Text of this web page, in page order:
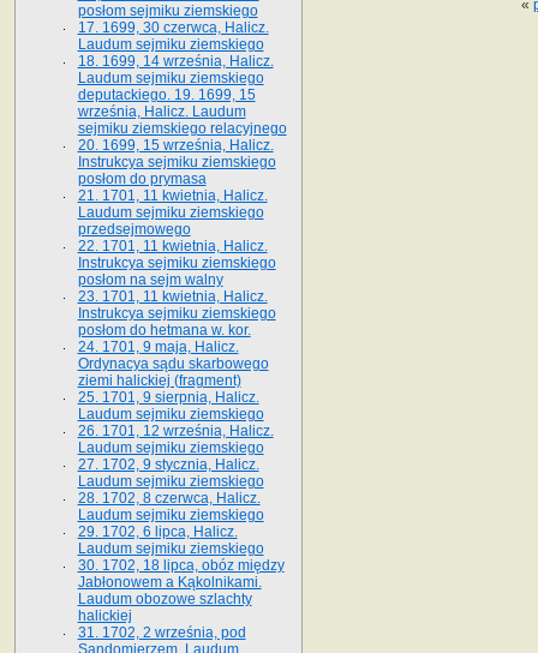
«
posłom sejmiku ziemskiego
17. 1699, 30 czerwca, Halicz.
Laudum sejmiku ziemskiego
18. 1699, 14 września, Halicz.
Laudum sejmiku ziemskiego
deputackiego. 19. 1699, 15
września, Halicz. Laudum
sejmiku ziemskiego relacyjnego
20. 1699, 15 września, Halicz.
Instrukcya sejmiku ziemskiego
posłom do prymasa
21. 1701, 11 kwietnia, Halicz.
Laudum sejmiku ziemskiego
przedsejmowego
22. 1701, 11 kwietnia, Halicz.
Instrukcya sejmiku ziemskiego
posłom na sejm walny
23. 1701, 11 kwietnia, Halicz.
Instrukcya sejmiku ziemskiego
posłom do hetmana w. kor.
24. 1701, 9 maja, Halicz.
Ordynacya sądu skarbowego
ziemi halickiej (fragment)
25. 1701, 9 sierpnia, Halicz.
Laudum sejmiku ziemskiego
26. 1701, 12 września, Halicz.
Laudum sejmiku ziemskiego
27. 1702, 9 stycznia, Halicz.
Laudum sejmiku ziemskiego
28. 1702, 8 czerwca, Halicz.
Laudum sejmiku ziemskiego
29. 1702, 6 lipca, Halicz.
Laudum sejmiku ziemskiego
30. 1702, 18 lipca, obóz między
Jabłonowem a Kąkolnikami.
Laudum obozowe szlachty
halickiej
31. 1702, 2 września, pod
Sandomierzem. Laudum